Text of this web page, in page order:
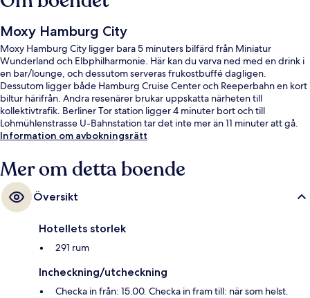
Moxy Hamburg City
Moxy Hamburg City ligger bara 5 minuters bilfärd från Miniatur
Wunderland och Elbphilharmonie. Här kan du varva ned med en drink i
en bar/lounge, och dessutom serveras frukostbuffé dagligen.
Dessutom ligger både Hamburg Cruise Center och Reeperbahn en kort
biltur härifrån. Andra resenärer brukar uppskatta närheten till
kollektivtrafik. Berliner Tor station ligger 4 minuter bort och till
Lohmühlenstrasse U-Bahnstation tar det inte mer än 11 minuter att gå.
Information om avbokningsrätt
Mer om detta boende
Översikt
Hotellets storlek
291 rum
Incheckning/utcheckning
Checka in från: 15.00. Checka in fram till: när som helst.